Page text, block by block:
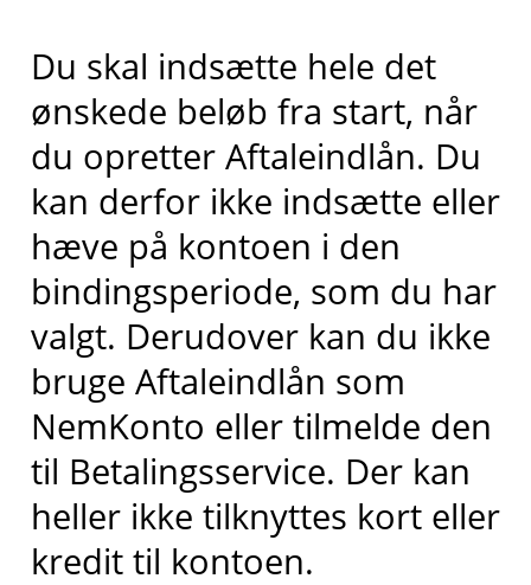
Du skal indsætte hele det
ønskede beløb fra start, når
du opretter Aftaleindlån. Du
kan derfor ikke indsætte eller
hæve på kontoen i den
bindingsperiode, som du har
valgt. Derudover kan du ikke
bruge Aftaleindlån som
NemKonto eller tilmelde den
til Betalingsservice. Der kan
heller ikke tilknyttes kort eller
kredit til kontoen.